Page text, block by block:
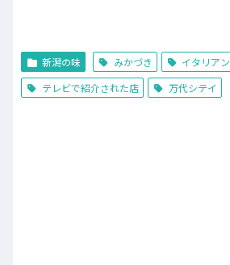
新潟の味 みかづき
イタリアン
テレビで紹介された店
万代シテイ